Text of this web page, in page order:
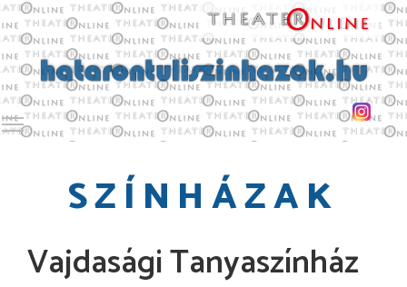
Toggle main menu visibility
SZÍNHÁZAK
Vajdasági Tanyaszínház